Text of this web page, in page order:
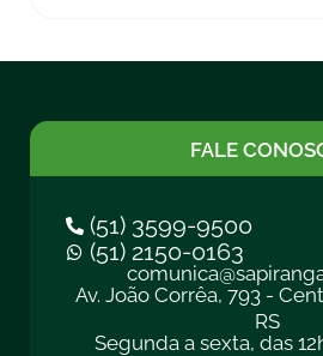
FALE
(51) 3599-9500
(51) 2150-0163
Av. João Corrêa, 793 -
RS
Segunda a sexta, das